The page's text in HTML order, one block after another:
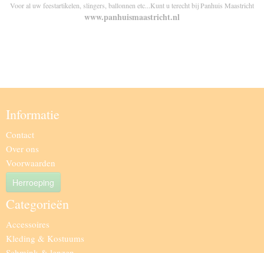
Voor al uw feestartikelen, slingers, ballonnen etc...Kunt u terecht bij Panhuis Maastricht
www.panhuismaastricht.nl
Informatie
Contact
Over ons
Voorwaarden
Herroeping
Categorieën
Accessoires
Kleding & Kostuums